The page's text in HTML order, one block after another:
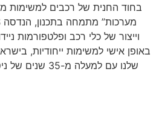
וייצור של כלי רכב ופלטפורמות
באופן אישי למשימות ייחודיות,
שלנו עם למעלה